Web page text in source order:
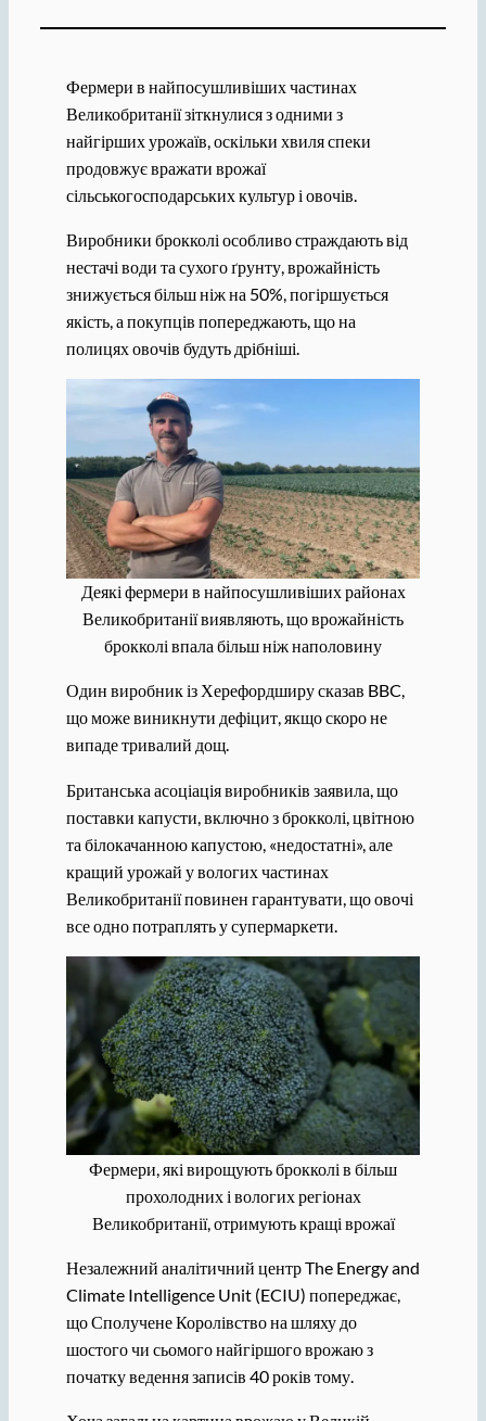
Фермери в найпосушливіших частинах
Великобританії зіткнулися з одними з
найгірших урожаїв, оскільки хвиля спеки
продовжує вражати врожаї
сільськогосподарських культур і овочів.
Виробники брокколі особливо страждають від
нестачі води та сухого ґрунту, врожайність
знижується більш ніж на 50%, погіршується
якість, а покупців попереджають, що на
полицях овочів будуть дрібніші.
Деякі фермери в найпосушливіших районах
Великобританії виявляють, що врожайність
брокколі впала більш ніж наполовину
Один виробник із Херефордширу сказав BBC,
що може виникнути дефіцит, якщо скоро не
випаде тривалий дощ.
Британська асоціація виробників заявила, що
поставки капусти, включно з брокколі, цвітною
та білокачанною капустою, «недостатні», але
кращий урожай у вологих частинах
Великобританії повинен гарантувати, що овочі
все одно потраплять у супермаркети.
Фермери, які вирощують брокколі в більш
прохолодних і вологих регіонах
Великобританії, отримують кращі врожаї
Незалежний аналітичний центр The Energy and
Climate Intelligence Unit (ECIU) попереджає,
що Сполучене Королівство на шляху до
шостого чи сьомого найгіршого врожаю з
початку ведення записів 40 років тому.